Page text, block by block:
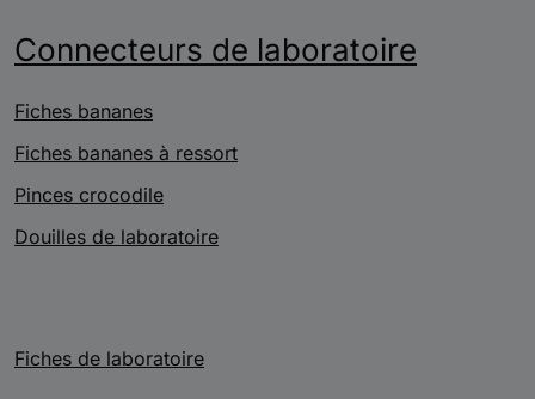
Connecteurs de laboratoire
Fiches bananes
Fiches bananes à ressort
Pinces crocodile
Douilles de laboratoire
Fiches de laboratoire